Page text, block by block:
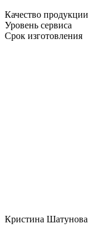
Качество продукции
Уровень сервиса
Срок изготовления
Кристина Шатунова